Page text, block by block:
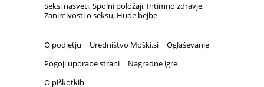
Seksi nasveti Spolni položaji Intimno zdravje
Zanimivosti o seksu Hude bejbe
O podjetju Uredništvo Moški.si
Oglaševanje
Pogoji uporabe strani
Nagradne igre
O piškotkih